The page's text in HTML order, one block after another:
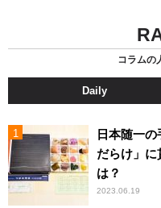
コラムの
Daily
日本随一
だらけ」に
は？
2023.06.19